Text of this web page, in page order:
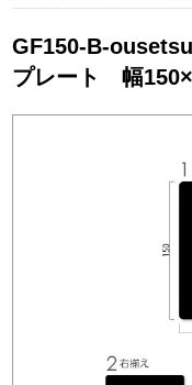
GF150-B-
プレート 幅